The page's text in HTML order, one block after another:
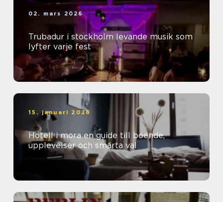
02. mars 2026
Trubadur i stockholm levande musik som
lyfter varje fest
15. januari 2026
Hotell i mora en guide till boende,
upplevelser och smarta val